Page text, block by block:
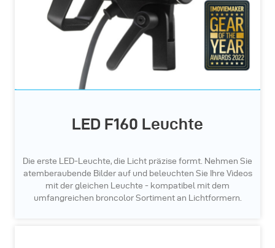
LED F160 Leuchte
Die erste LED-Leuchte, die Licht präzise formt. Nehmen Sie
atemberaubende Bilder auf und beleuchten Sie Ihre Videos
mit der gleichen Leuchte - kompatibel mit dem
umfangreichen broncolor Sortiment an Lichtformern.